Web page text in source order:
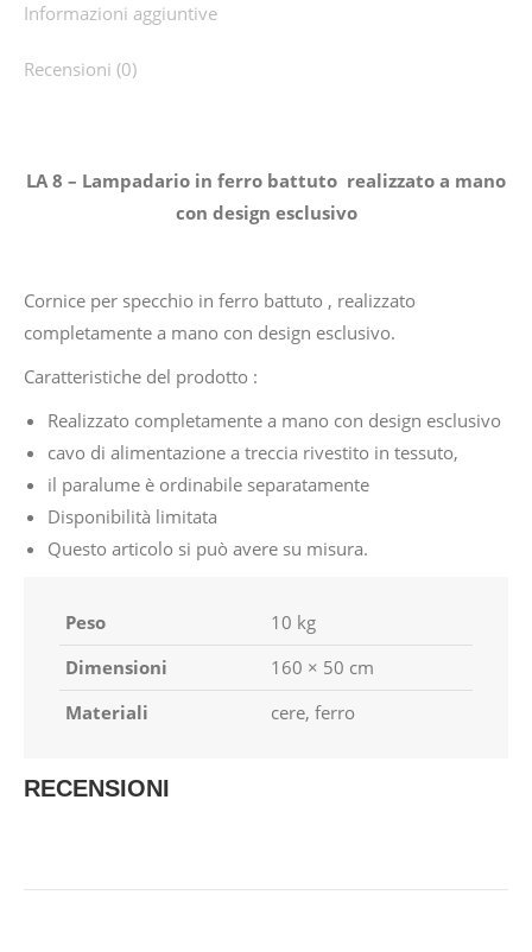
Informazioni aggiuntive
Recensioni (0)
LA 8 – Lampadario in ferro battuto realizzato a mano
con design esclusivo
Cornice per specchio in ferro battuto , realizzato
completamente a mano con design esclusivo.
Caratteristiche del prodotto :
Realizzato completamente a mano con design esclusivo
cavo di alimentazione a treccia rivestito in tessuto,
il paralume è ordinabile separatamente
Disponibilità limitata
Questo articolo si può avere su misura.
Peso
10 kg
Dimensioni
160 × 50 cm
Materiali
cere, ferro
RECENSIONI